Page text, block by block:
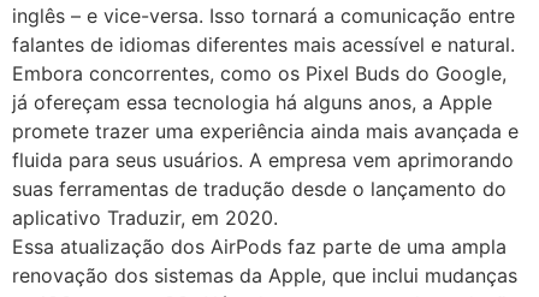
inglês – e vice-versa. Isso tornará a comunicação entre
falantes de idiomas diferentes mais acessível e natural.
Embora concorrentes, como os Pixel Buds do Google,
já ofereçam essa tecnologia há alguns anos, a Apple
promete trazer uma experiência ainda mais avançada e
fluida para seus usuários. A empresa vem aprimorando
suas ferramentas de tradução desde o lançamento do
aplicativo Traduzir, em 2020.
Essa atualização dos AirPods faz parte de uma ampla
renovação dos sistemas da Apple, que inclui mudanças